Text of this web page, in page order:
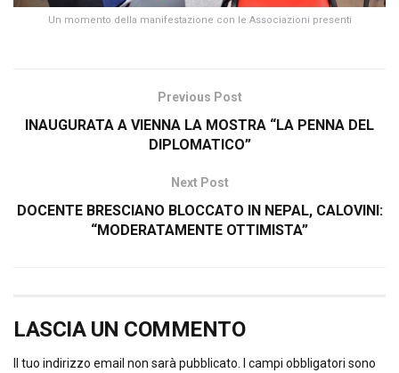
Un momento della manifestazione con le Associazioni presenti
Previous Post
INAUGURATA A VIENNA LA MOSTRA “LA PENNA DEL
DIPLOMATICO”
Next Post
DOCENTE BRESCIANO BLOCCATO IN NEPAL, CALOVINI:
“MODERATAMENTE OTTIMISTA”
LASCIA UN COMMENTO
Il tuo indirizzo email non sarà pubblicato.
I campi obbligatori sono